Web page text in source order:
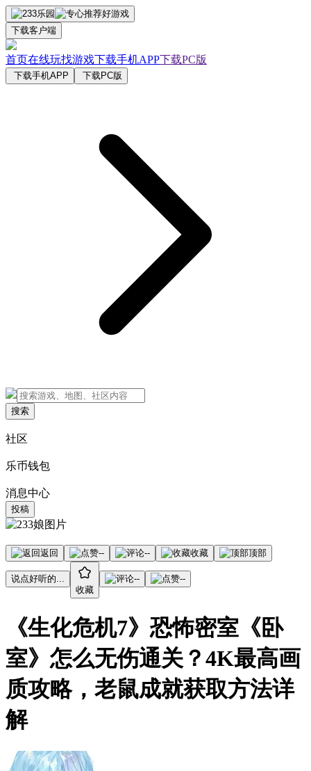
下载客户端
首页在线玩找游戏下载手机APP下载PC版
下载手机APP 下载PC版
搜索
社区
乐币钱包
消息中心
投稿
返回 -- -- 收藏 顶部
说点好听的...
收藏
-- --
《生化危机7》恐怖密室《卧
室》怎么无伤通关？4K最高画
质攻略，老鼠成就获取方法详
解